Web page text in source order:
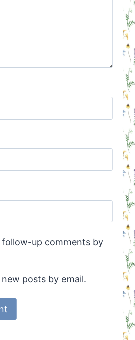
up comments by
posts by email.